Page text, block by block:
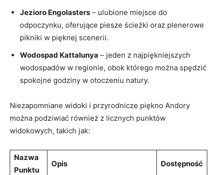
Jezioro ⁤Engolasters ‌– ulubione miejsce do
odpoczynku, oferujące piesze ścieżki oraz plenerowe
pikniki w pięknej scenerii.
Wodospad Kattalunya – jeden z najpiękniejszych
⁤wodospadów w regionie, obok ‌którego można spędzić
spokojne godziny w otoczeniu natury.
Niezapomniane widoki i przyrodnicze piękno Andory
można podziwiać⁣ również z licznych punktów
⁣widokowych, takich jak:
Nazwa
Punktu
Opis Dostępność